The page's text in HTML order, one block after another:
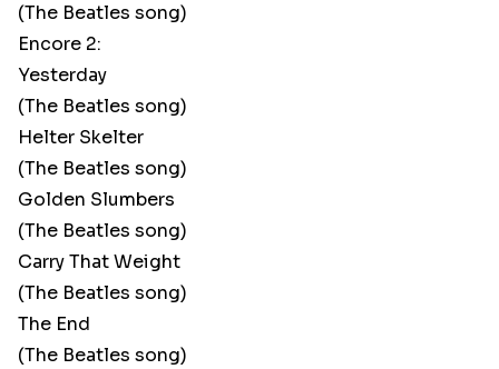
(The Beatles song)
Encore 2:
Yesterday
(The Beatles song)
Helter Skelter
(The Beatles song)
Golden Slumbers
(The Beatles song)
Carry That Weight
(The Beatles song)
The End
(The Beatles song)